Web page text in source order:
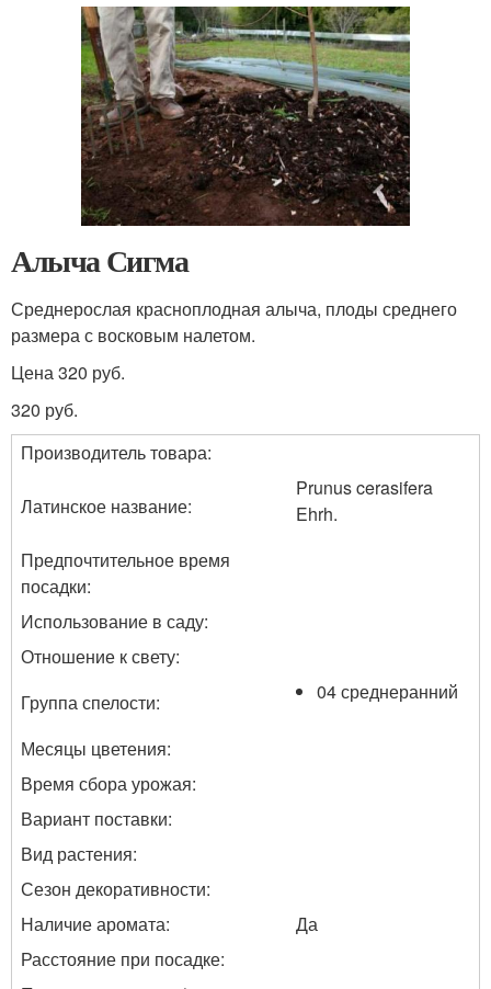
Алыча Сигма
Среднерослая красноплодная алыча, плоды среднего
размера с восковым налетом.
Цена 320 руб.
320 руб.
Производитель товара:
Латинское название:
Prunus cerasifera
Ehrh.
Предпочтительное время
посадки:
Использование в саду:
Отношение к свету:
Группа спелости:
04 среднеранний
Месяцы цветения:
Время сбора урожая:
Вариант поставки:
Вид растения:
Сезон декоративности:
Наличие аромата:
Да
Расстояние при посадке: